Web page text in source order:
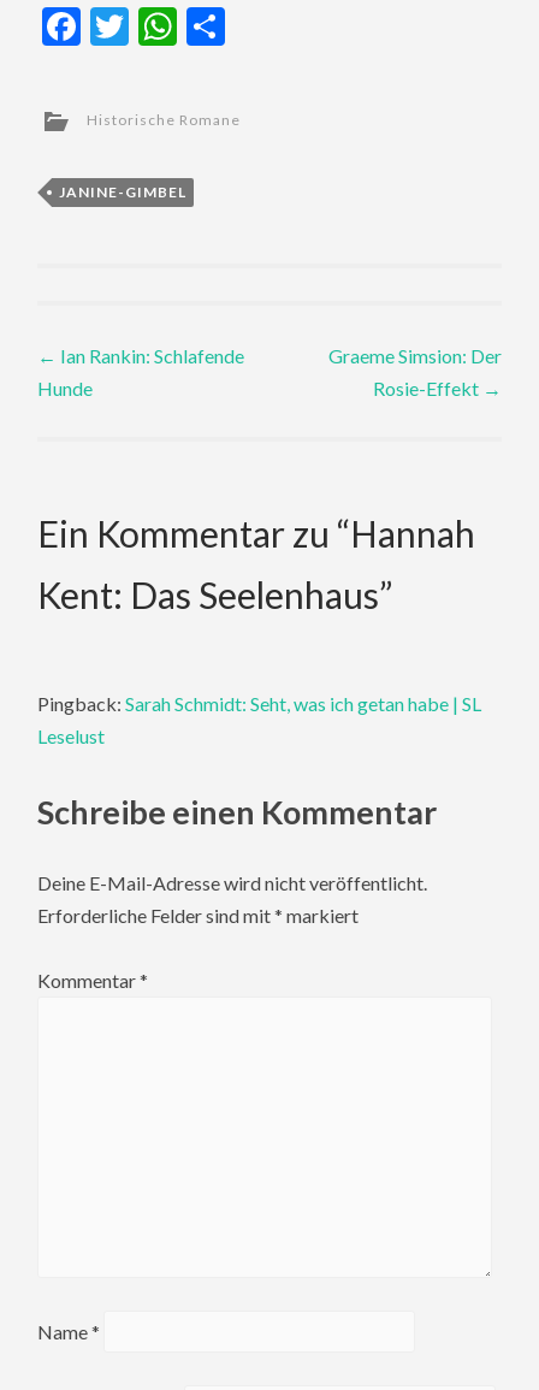
Facebook
TwitterWhatsApp
Historische Romane
JANINE-GIMBEL
Post
← Ian Rankin: Schlafende
Hunde
Graeme Simsion: Der
Rosie-Effekt →
Ein Kommentar zu “Hannah
Kent: Das Seelenhaus”
Pingback:Sarah Schmidt: Seht, was ich getan habe | SL
Leselust
Schreibe einen Kommentar
Deine E-Mail-Adresse wird nicht veröffentlicht.
Erforderliche Felder sind mit* markiert
Kommentar*
Name*